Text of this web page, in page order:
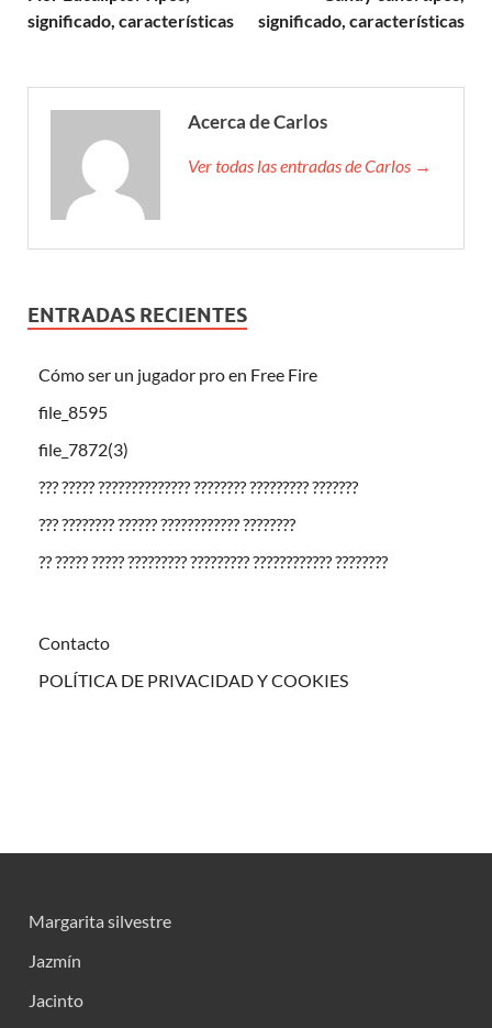
significado, características
significado, características
Acerca de Carlos
Ver todas las entradas de Carlos →
ENTRADAS RECIENTES
Cómo ser un jugador pro en Free Fire
file_8595
file_7872(3)
??? ????? ?????????????? ???????? ????????? ???????
??? ???????? ?????? ???????????? ????????
?? ????? ????? ????????? ????????? ???????????? ????????
Contacto
POLÍTICA DE PRIVACIDAD Y COOKIES
Margarita silvestre
Jazmín
Jacinto